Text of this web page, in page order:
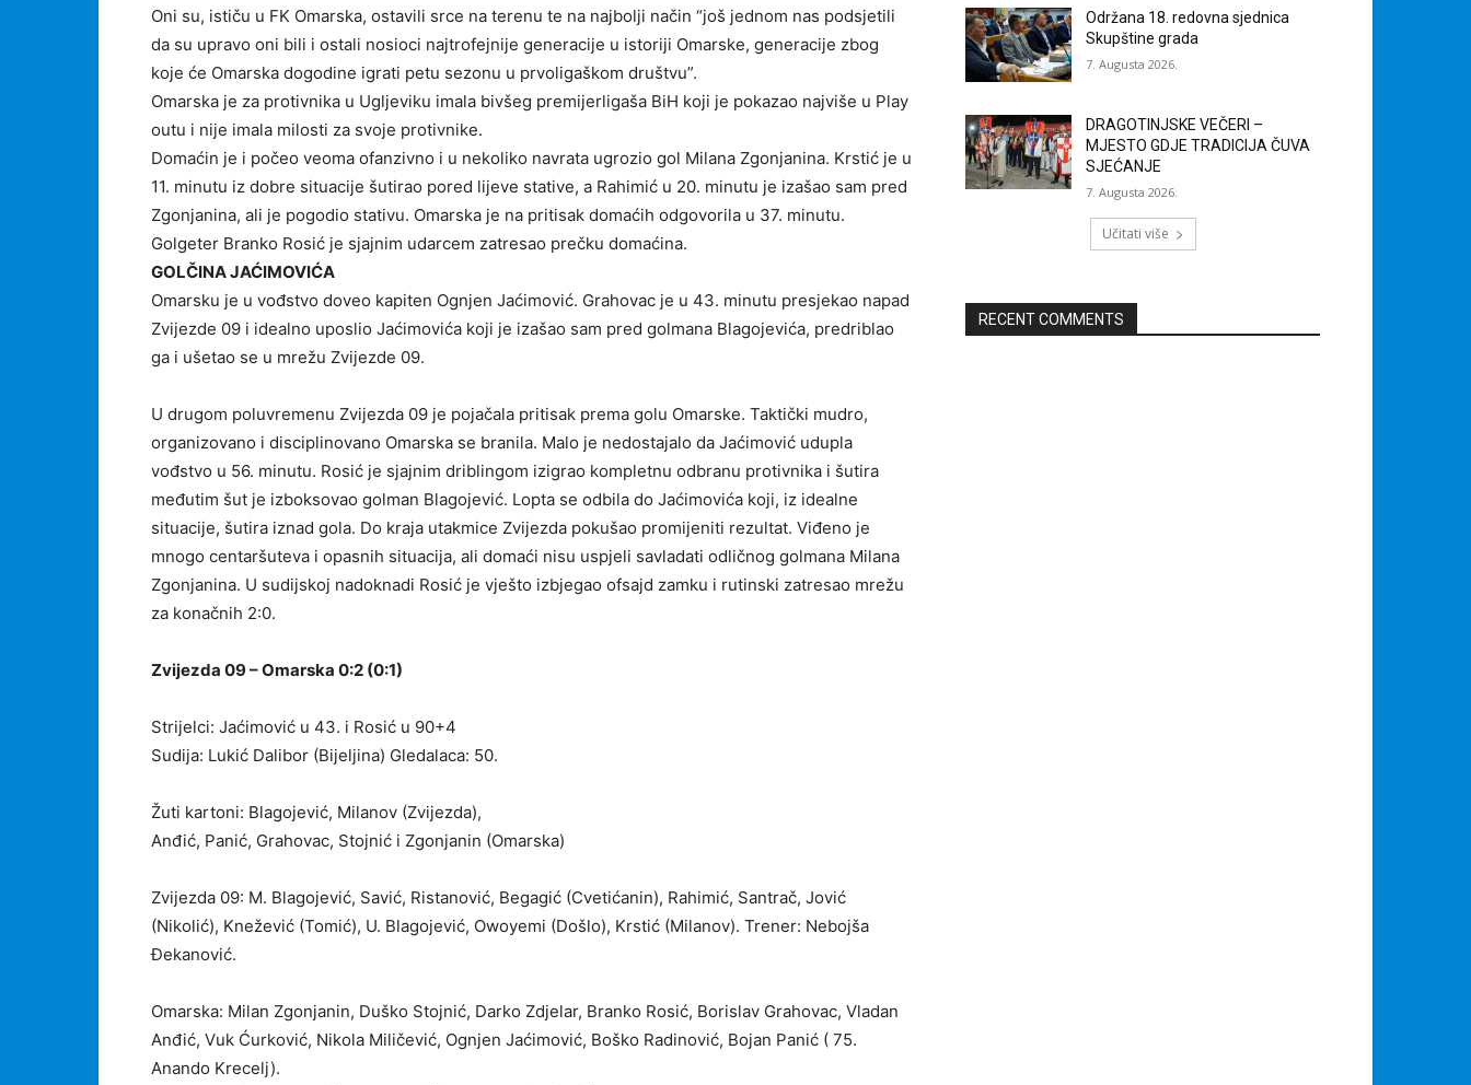
Oni su, ističu u FK Omarska, ostavili srce na terenu te na najbolji način “još jednom nas podsjetili
da su upravo oni bili i ostali nosioci najtrofejnije generacije u istoriji Omarske, generacije zbog
koje će Omarska dogodine igrati petu sezonu u prvoligaškom društvu”.
Omarska je za protivnika u Ugljeviku imala bivšeg premijerligaša BiH koji je pokazao najviše u Play
outu i nije imala milosti za svoje protivnike.
Domaćin je i počeo veoma ofanzivno i u nekoliko navrata ugrozio gol Milana Zgonjanina. Krstić je u
11. minutu iz dobre situacije šutirao pored lijeve stative, a Rahimić u 20. minutu je izašao sam pred
Zgonjanina, ali je pogodio stativu. Omarska je na pritisak domaćih odgovorila u 37. minutu.
Golgeter Branko Rosić je sjajnim udarcem zatresao prečku domaćina.
GOLČINA JAĆIMOVIĆA
Omarsku je u vođstvo doveo kapiten Ognjen Jaćimović. Grahovac je u 43. minutu presjekao napad
Zvijezde 09 i idealno uposlio Jaćimovića koji je izašao sam pred golmana Blagojevića, predriblao
ga i ušetao se u mrežu Zvijezde 09.
U drugom poluvremenu Zvijezda 09 je pojačala pritisak prema golu Omarske. Taktički mudro,
organizovano i disciplinovano Omarska se branila. Malo je nedostajalo da Jaćimović udupla
vođstvo u 56. minutu. Rosić je sjajnim driblingom izigrao kompletnu odbranu protivnika i šutira
međutim šut je izboksovao golman Blagojević. Lopta se odbila do Jaćimovića koji, iz idealne
situacije, šutira iznad gola. Do kraja utakmice Zvijezda pokušao promijeniti rezultat. Viđeno je
mnogo centaršuteva i opasnih situacija, ali domaći nisu uspjeli savladati odličnog golmana Milana
Zgonjanina. U sudijskoj nadoknadi Rosić je vješto izbjegao ofsajd zamku i rutinski zatresao mrežu
za konačnih 2:0.
Zvijezda 09 – Omarska 0:2 (0:1)
Strijelci: Jaćimović u 43. i Rosić u 90+4
Sudija: Lukić Dalibor (Bijeljina) Gledalaca: 50.
Žuti kartoni: Blagojević, Milanov (Zvijezda),
Anđić, Panić, Grahovac, Stojnić i Zgonjanin (Omarska)
Zvijezda 09: M. Blagojević, Savić, Ristanović, Begagić (Cvetićanin), Rahimić, Santrač, Jović
(Nikolić), Knežević (Tomić), U. Blagojević, Owoyemi (Došlo), Krstić (Milanov). Trener: Nebojša
Đekanović.
Omarska: Milan Zgonjanin, Duško Stojnić, Darko Zdjelar, Branko Rosić, Borislav Grahovac, Vladan
Anđić, Vuk Ćurković, Nikola Miličević, Ognjen Jaćimović, Boško Radinović, Bojan Panić ( 75.
Anando Krecelj).
Održana 18. redovna sjednica
Skupštine grada
7. Augusta 2026.
DRAGOTINJSKE VEČERI –
MJESTO GDJE TRADICIJA ČUVA
SJEĆANJE
7. Augusta 2026.
Učitati više
RECENT COMMENTS